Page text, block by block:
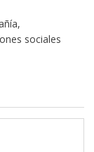
sociales